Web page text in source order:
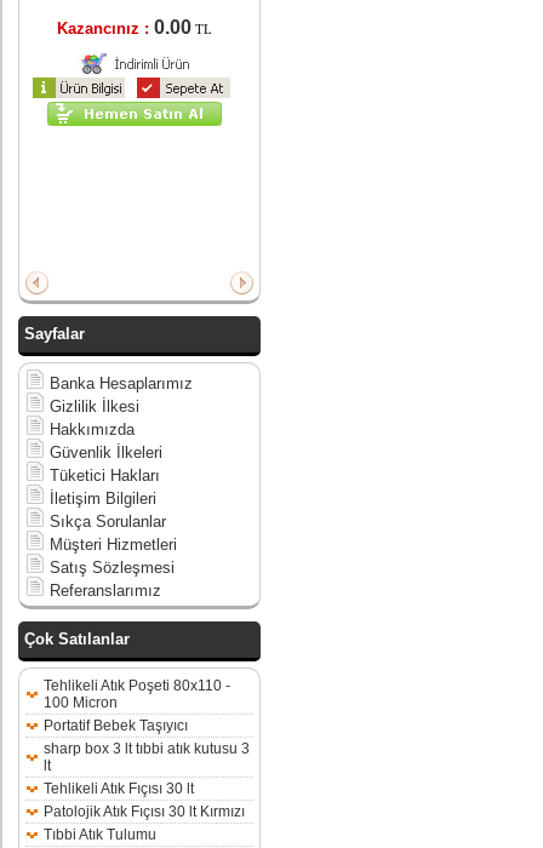
Kazancınız : 0.00 TL
Sayfalar
Banka Hesaplarımız
Gizlilik İlkesi
Hakkımızda
Güvenlik İlkeleri
Tüketici Hakları
İletişim Bilgileri
Sıkça Sorulanlar
Müşteri Hizmetleri
Satış Sözleşmesi
Referanslarımız
Çok Satılanlar
Tehlikeli Atık Poşeti 80x110 -
100 Micron
Portatif Bebek Taşıyıcı
sharp box 3 lt tıbbi atık kutusu 3
lt
Tehlikeli Atık Fıçısı 30 lt
Patolojik Atık Fıçısı 30 lt Kırmızı
Tıbbi Atık Tulumu